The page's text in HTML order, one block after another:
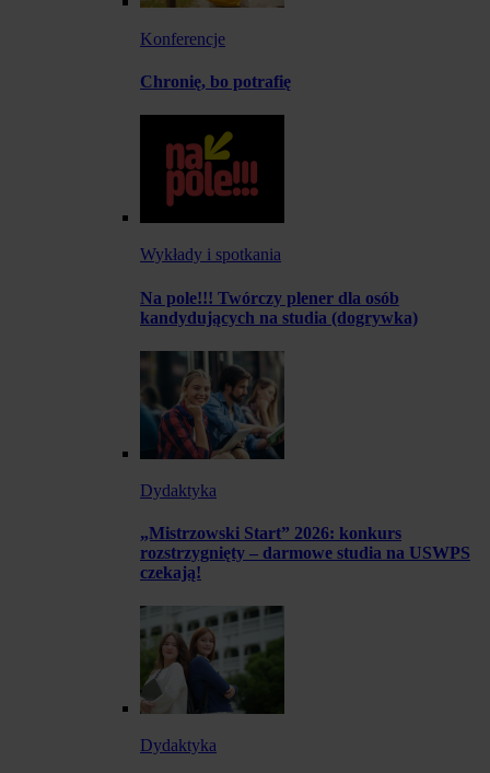
Konferencje
Chronię, bo potrafię
Wykłady i spotkania
Na pole!!! Twórczy plener dla osób
kandydujących na studia (dogrywka)
Dydaktyka
„Mistrzowski Start” 2026: konkurs
rozstrzygnięty – darmowe studia na USWPS
czekają!
Dydaktyka